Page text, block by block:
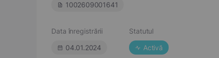
1002609001641
Data înregistrării
04.01.2024
Statutul
Activă